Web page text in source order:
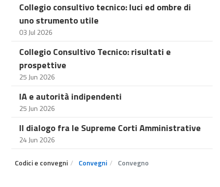
Collegio consultivo tecnico: luci ed ombre di
uno strumento utile
03 Jul 2026
Collegio Consultivo Tecnico: risultati e
prospettive
25 Jun 2026
IA e autorità indipendenti
25 Jun 2026
Il dialogo fra le Supreme Corti Amministrative
24 Jun 2026
Codici e convegni Convegni Convegno